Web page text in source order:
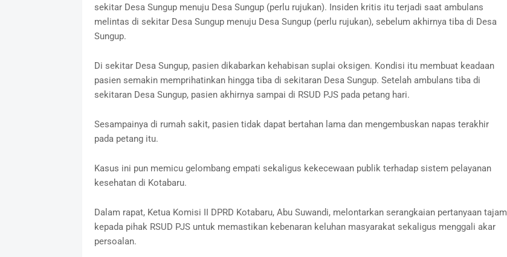
sekitar Desa Sungup menuju Desa Sungup (perlu rujukan). Insiden kritis itu terjadi saat ambulans
melintas di sekitar Desa Sungup menuju Desa Sungup (perlu rujukan), sebelum akhirnya tiba di Desa
Sungup.
Di sekitar Desa Sungup, pasien dikabarkan kehabisan suplai oksigen. Kondisi itu membuat keadaan
pasien semakin memprihatinkan hingga tiba di sekitaran Desa Sungup. Setelah ambulans tiba di
sekitaran Desa Sungup, pasien akhirnya sampai di RSUD PJS pada petang hari.
Sesampainya di rumah sakit, pasien tidak dapat bertahan lama dan mengembuskan napas terakhir
pada petang itu.
Kasus ini pun memicu gelombang empati sekaligus kekecewaan publik terhadap sistem pelayanan
kesehatan di Kotabaru.
Dalam rapat, Ketua Komisi II DPRD Kotabaru, Abu Suwandi, melontarkan serangkaian pertanyaan tajam
kepada pihak RSUD PJS untuk memastikan kebenaran keluhan masyarakat sekaligus menggali akar
persoalan.